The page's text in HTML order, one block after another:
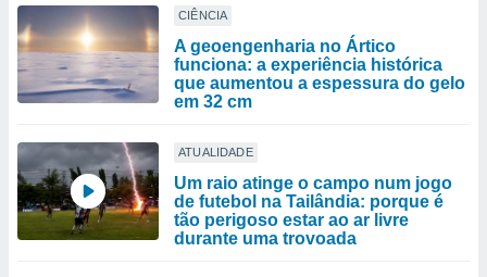
CIÊNCIA
A geoengenharia no Ártico
funciona: a experiência histórica
que aumentou a espessura do gelo
em 32 cm
ATUALIDADE
Um raio atinge o campo num jogo
de futebol na Tailândia: porque é
tão perigoso estar ao ar livre
durante uma trovoada